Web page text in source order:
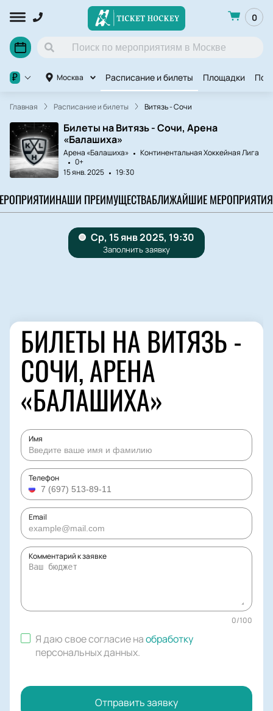
0
Москва Расписание и билеты Площадки
₽
Главная Расписание и билеты Витязь - Сочи
Билеты на Витязь - Сочи, Арена
«Балашиха»
Арена «Балашиха»
Континентальная Хоккейная Лига
0+
15 янв. 2025
19:30
НАШИ ПРЕИМУЩЕСТВАБЛИЖАЙШИЕ МЕРОПРИЯТИЯ
БИЛЕТЫ НА ВИТЯЗЬ -
СОЧИ, АРЕНА
«БАЛАШИХА»
Имя
Телефон
Email
Комментарий к заявке
0/100
Я даю свое согласие наобработку
персональных данных.
Отправить заявку